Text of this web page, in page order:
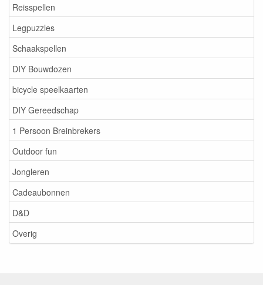
Reisspellen
Legpuzzles
Schaakspellen
DIY Bouwdozen
bicycle speelkaarten
DIY Gereedschap
1 Persoon Breinbrekers
Outdoor fun
Jongleren
Cadeaubonnen
D&D
Overig